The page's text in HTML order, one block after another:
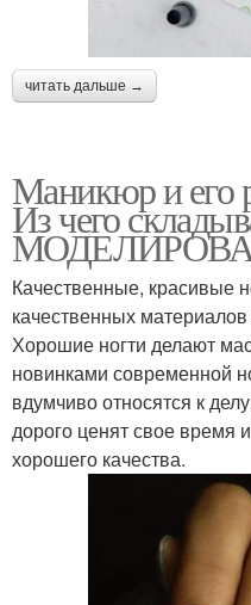
читать дальше →
Маникюр и его
Из чего
Качественные, красивые
качественных
Хорошие ногти делают
новинками современной
вдумчиво относятся к
дорого ценят свое время
хорошего качества.